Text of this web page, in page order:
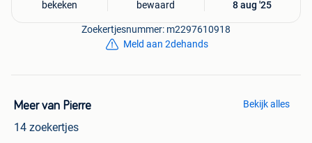
bekeken bewaard 8 aug '25
Zoekertjesnummer: m2297610918
Meld aan 2dehands
Meer van Pierre
14 zoekertjes
Bekijk alles